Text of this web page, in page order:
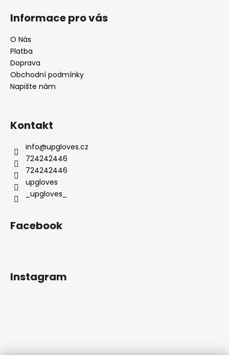
Informace pro vás
O Nás
Platba
Doprava
Obchodní podmínky
Napište nám
Kontakt
info@upgloves.cz
724242446
724242446
upgloves
_upgloves_
Facebook
Instagram